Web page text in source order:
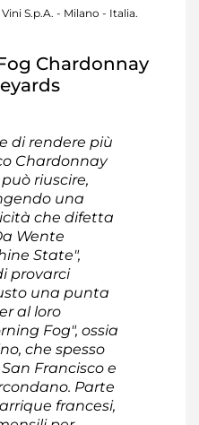
S.p.A. - Milano - Italia.
Chardonnay
di rendere più
Chardonnay
riuscire,
una
che difetta
Wente
State",
provarci
una punta
al loro
Fog", ossia
che spesso
Francisco e
Parte
francesi,